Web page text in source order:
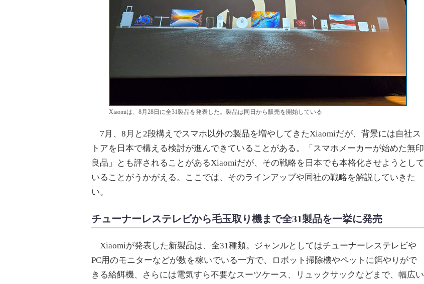
Xiaomiは、8月28日に全31製品を発表した。製品は同日から販売を開始している
7月、8月と2段構えでスマホ以外の製品を増やしてきたXiaomiだが、背景には自社ス
トアを日本で構える検討が進んできていることがある。「スマホメーカーが始めた無印
良品」とも評されることがあるXiaomiだが、その戦略を日本でも本格化させようとして
いることがうかがえる。ここでは、そのラインアップや同社の戦略を解説していきた
い。
チューナーレステレビから毛玉取り機まで全31製品を一挙に発売
Xiaomiが発表した新製品は、全31種類。ジャンルとしてはチューナーレステレビや
PC用のモニターなどが数を稼いでいる一方で、ロボット掃除機やペットに餌やりがで
きる給餌機、さらには電気すら不要なスーツケース、リュックサックなどまで、幅広い